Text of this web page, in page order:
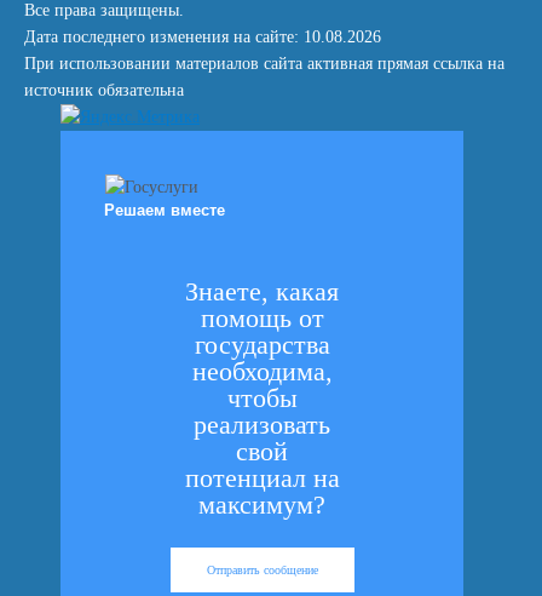
Все права защищены.
Дата последнего изменения на сайте: 10.08.2026
При использовании материалов сайта активная прямая ссылка на
источник обязательна
Решаем вместе
Знаете, какая
помощь от
государства
необходима,
чтобы
реализовать
свой
потенциал на
максимум?
Отправить сообщение